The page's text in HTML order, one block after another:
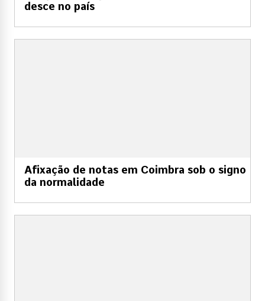
desce no país
Afixação de notas em Coimbra sob o signo
da normalidade